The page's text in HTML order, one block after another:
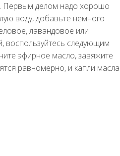
Первым делом надо хорошо
воду, добавьте немного
лавандовое или
воспользуйтесь следующим
эфирное масло, завяжите
равномерно, и капли масла